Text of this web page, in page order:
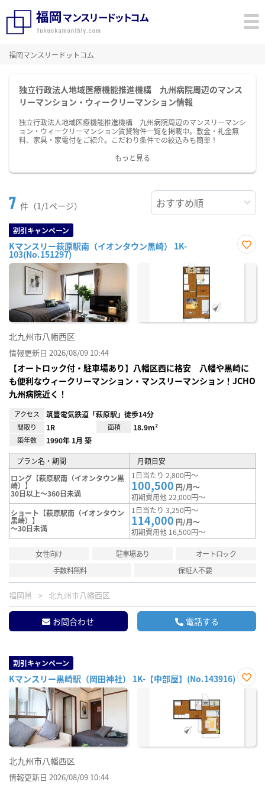
福岡マンスリードットコム
独立行政法人地域医療機能推進機構 九州病院周辺のマンス
リーマンション・ウィークリーマンション情報
独立行政法人地域医療機能推進機構 九州病院周辺のマンスリーマンシ
ョン・ウィークリーマンション賃貸物件一覧を掲載中。敷金・礼金無
料、家具・家電付をご紹介。こだわり条件での絞込みも簡単！
もっと見る
7 件（1/1ページ）
割引キャンペーン
Kマンスリー萩原駅南（イオンタウン黒崎） 1K-
103(No.151297)
に入
北九州市八幡西区
情報更新日 2026/08/09 10:44
【オートロック付・駐車場あり】八幡区西に格安 八幡や黒崎に
も便利なウィークリーマンション・マンスリーマンション！JCHO
九州病院近く！
アクセス 筑豊電気鉄道「萩原駅」徒歩14分
間取り 1R 面積 18.9m²
築年数 1990年 1月 築
プラン名・期間
月額目安
ロング【萩原駅南（イオンタウン黒
崎）】
30日以上～360日未満
1日当たり 2,800円～
100,500 円/月～
初期費用他 22,000円～
ショート【萩原駅南（イオンタウン
黒崎）】
～30日未満
1日当たり 3,250円～
114,000 円/月～
初期費用他 16,500円～
女性向け 駐車場あり
オートロック
手数料無料
保証人不要
福岡県 北九州市八幡西区
お問合わせ 電話する
割引キャンペーン
Kマンスリー黒崎駅（岡田神社） 1K-【中部屋】(No.143916)
お気
北九州市八幡西区
情報更新日 2026/08/09 10:44